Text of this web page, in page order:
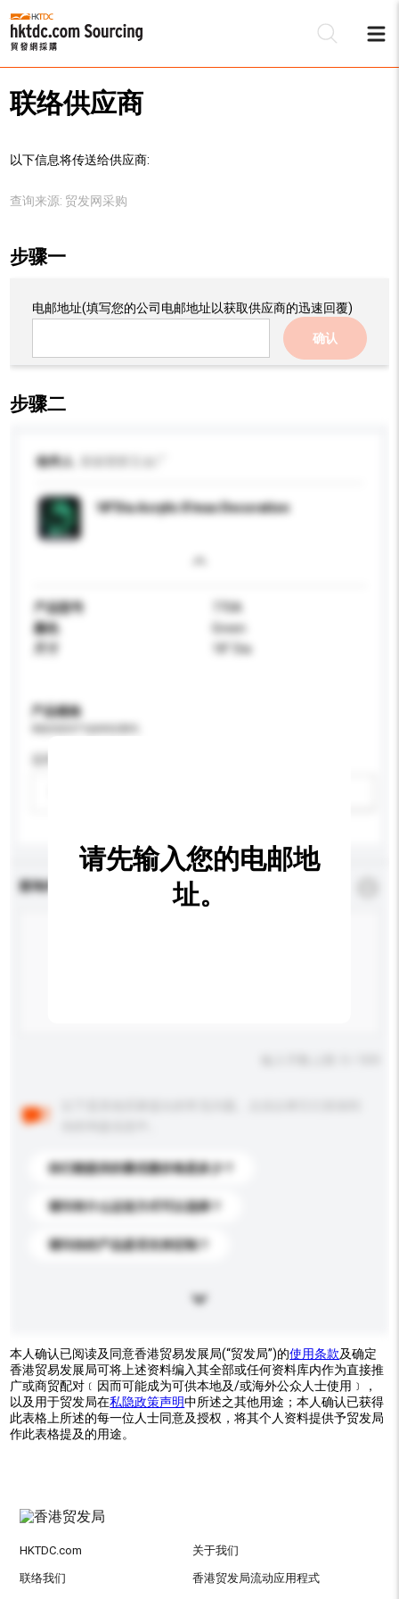
联络供应商
以下信息将传送给供应商:
查询来源: 贸发网采购
步骤一
电邮地址(填写您的公司电邮地址以获取供应商的迅速回覆)
确认
步骤二
收件人
18"Dia Acrylic X'mas Decoration
产品型号
770A
颜色
Green
18" Dia
产品规格
查询内容
你们能提供的最优惠价格是多少？
请问有什么运送方式可以选择？
请问你的产品是否支持定制？
请先输入您的电邮地
址。
本人确认已阅读及同意香港贸易发展局(“贸发局”)的使用条款及确定
香港贸易发展局可将上述资料编入其全部或任何资料库内作为直接推
广或商贸配对﹝因而可能成为可供本地及/或海外公众人士使用﹞，
以及用于贸发局在私隐政策声明中所述之其他用途；本人确认已获得
此表格上所述的每一位人士同意及授权，将其个人资料提供予贸发局
作此表格提及的用途。
HKTDC.com 关于我们
联络我们 香港贸发局流动应用程式